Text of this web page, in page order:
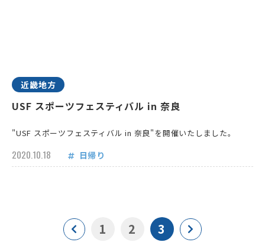
近畿地方
USF スポーツフェスティバル in 奈良
"USF スポーツフェスティバル in 奈良"を開催いたしました。
2020.10.18 日帰り
1 2 3